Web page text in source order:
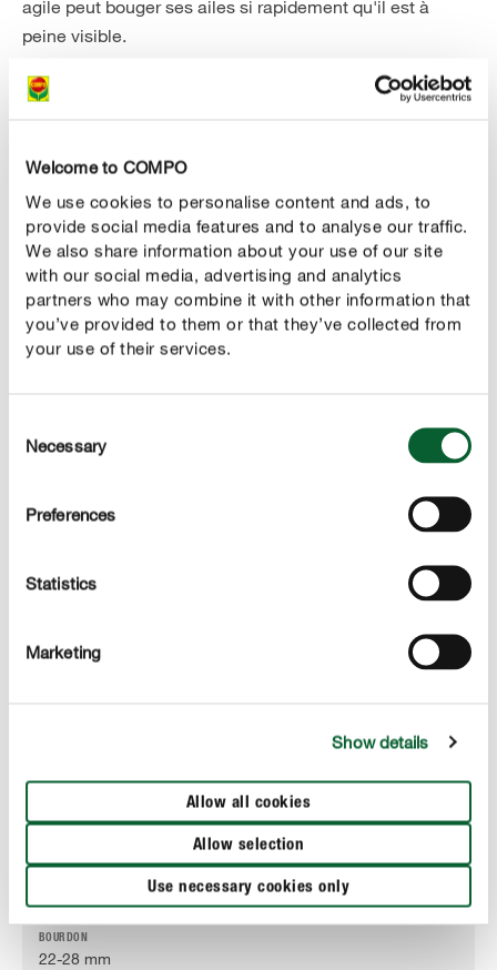
Welcome to COMPO
We use cookies to personalise content and ads, to
provide social media features and to analyse our traffic.
We also share information about your use of our site
with our social media, advertising and analytics
partners who may combine it with other information that
you’ve provided to them or that they’ve collected from
your use of their services.
Selection
Necessary
Preferences
Statistics
Marketing
Show details
Allow all cookies
Allow selection
Use necessary cookies only
agile peut bouger ses ailes si rapidement qu'il est à
peine visible.
Le syrphe est non seulement
totalement inoffensif pour
aussi bien les fleurs sauvages que les cultures agricoles.
En outre, les insectes adultes recherchent les colonies
de pucerons pour y pondre leurs œufs. Les larves qui en
sortent mangent les pucerons.
Résumé
30-35 mm
10-15 mm
30-40 mm
25-35 mm
22-28 mm